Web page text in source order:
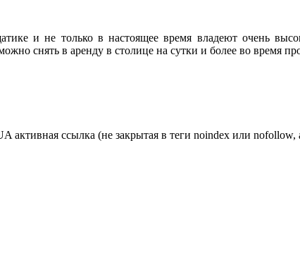
и не только в настоящее время владеют очень
снять в аренду в столице на сутки и более во время
ссылка (не закрытая в теги noindex или